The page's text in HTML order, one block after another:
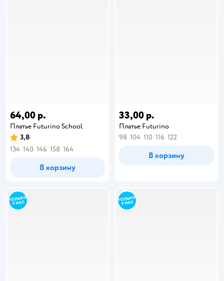
64,00 р.
Платье Futurino School
3,8
134 140 146 158 164
В корзину
33,00 р.
Платье Futurino
98 104 110 116 122
В корзину